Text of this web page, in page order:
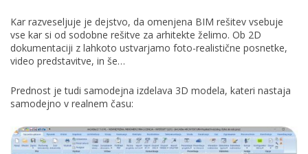
Kar razveseljuje je dejstvo, da omenjena BIM rešitev vsebuje
vse kar si od sodobne rešitve za arhitekte želimo. Ob 2D
dokumentaciji z lahkoto ustvarjamo foto-realistične posnetke,
video predstavitve, in še…
Prednost je tudi samodejna izdelava 3D modela, kateri nastaja
samodejno v realnem času: